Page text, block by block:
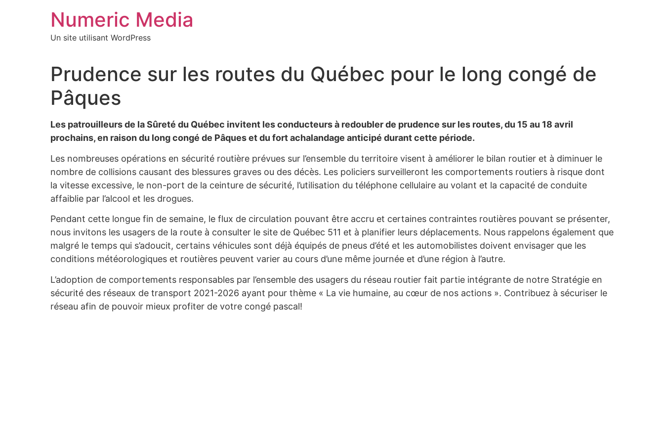
Numeric Media
Un site utilisant WordPress
Prudence sur les routes du Québec pour le long congé de
Pâques
Les patrouilleurs de la Sûreté du Québec invitent les conducteurs à redoubler de prudence sur les routes, du 15 au 18 avril
prochains, en raison du long congé de Pâques et du fort achalandage anticipé durant cette période.
Les nombreuses opérations en sécurité routière prévues sur l’ensemble du territoire visent à améliorer le bilan routier et à diminuer le
nombre de collisions causant des blessures graves ou des décès. Les policiers surveilleront les comportements routiers à risque dont
la vitesse excessive, le non-port de la ceinture de sécurité, l’utilisation du téléphone cellulaire au volant et la capacité de conduite
affaiblie par l’alcool et les drogues.
Pendant cette longue fin de semaine, le flux de circulation pouvant être accru et certaines contraintes routières pouvant se présenter,
nous invitons les usagers de la route à consulter le site de Québec 511 et à planifier leurs déplacements. Nous rappelons également que
malgré le temps qui s’adoucit, certains véhicules sont déjà équipés de pneus d’été et les automobilistes doivent envisager que les
conditions météorologiques et routières peuvent varier au cours d’une même journée et d’une région à l’autre.
L’adoption de comportements responsables par l’ensemble des usagers du réseau routier fait partie intégrante de notre Stratégie en
sécurité des réseaux de transport 2021-2026 ayant pour thème « La vie humaine, au cœur de nos actions ». Contribuez à sécuriser le
réseau afin de pouvoir mieux profiter de votre congé pascal!